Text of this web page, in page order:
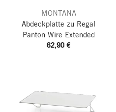
MONTANA
Abdeckplatte zu Regal
Panton Wire Extended
62,90 €